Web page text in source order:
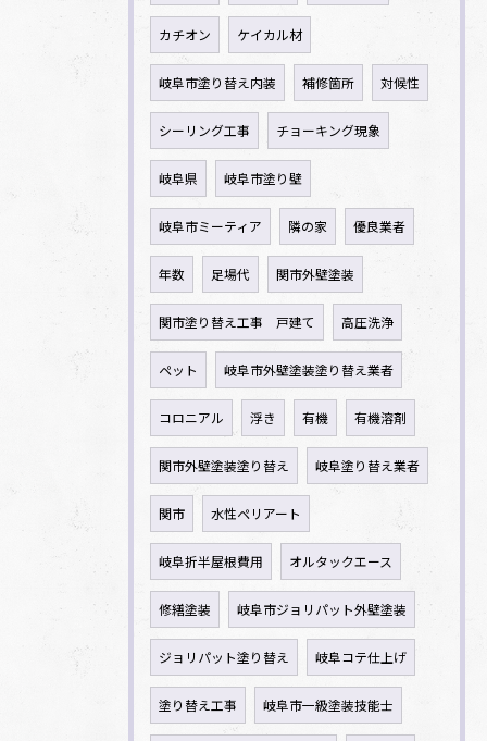
カチオン ケイカル材
岐阜市塗り替え内装 補修箇所 対候性
シーリング工事 チョーキング現象
岐阜県 岐阜市塗り壁
岐阜市ミーティア 隣の家 優良業者
年数 足場代 関市外壁塗装
関市塗り替え工事 戸建て 高圧洗浄
ペット 岐阜市外壁塗装塗り替え業者
コロニアル 浮き 有機 有機溶剤
関市外壁塗装塗り替え 岐阜塗り替え業者
関市 水性ペリアート
岐阜折半屋根費用 オルタックエース
修繕塗装 岐阜市ジョリパット外壁塗装
ジョリパット塗り替え 岐阜コテ仕上げ
塗り替え工事 岐阜市一級塗装技能士